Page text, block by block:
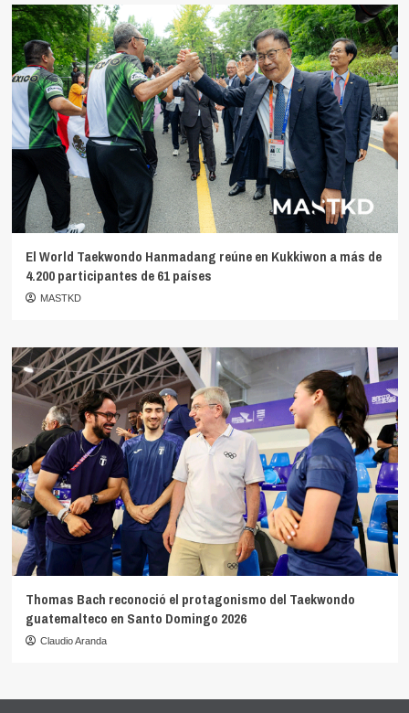
El World Taekwondo Hanmadang reúne en Kukkiwon a más de
4.200 participantes de 61 países
MASTKD
Thomas Bach reconoció el protagonismo del Taekwondo
guatemalteco en Santo Domingo 2026
Claudio Aranda